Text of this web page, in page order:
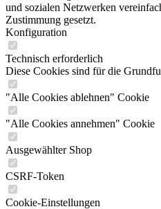
und sozialen Netzwerken
Zustimmung gesetzt.
Konfiguration
Technisch erforderlich
Diese Cookies sind für die
"Alle Cookies ablehnen" Cookie
"Alle Cookies annehmen" Cookie
Ausgewählter Shop
CSRF-Token
Cookie-Einstellungen